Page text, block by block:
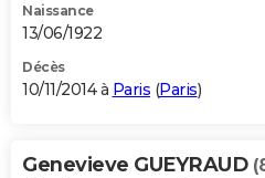
Naissance
13/06/1922
Décès
10/11/2014 à Paris (Paris)
Genevieve GUEYRAUD